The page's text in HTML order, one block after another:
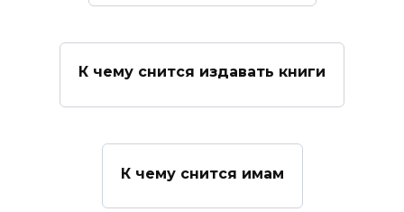
К чему снится издавать книги
К чему снится имам